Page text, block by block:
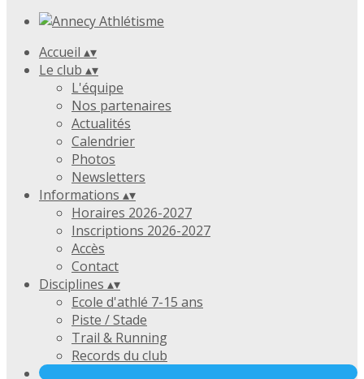
Accueil ▴▾
Le club ▴▾
L'équipe
Nos partenaires
Actualités
Calendrier
Photos
Newsletters
Informations ▴▾
Horaires 2026-2027
Inscriptions 2026-2027
Accès
Contact
Disciplines ▴▾
Ecole d'athlé 7-15 ans
Piste / Stade
Trail & Running
Records du club